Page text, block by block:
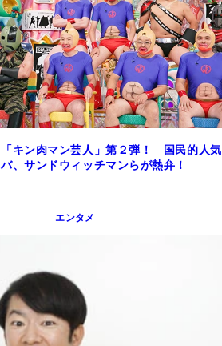
「キン肉マン芸人」第２弾！ 国民的人気
、サンドウィッチマンらが熱弁！
エンタメ